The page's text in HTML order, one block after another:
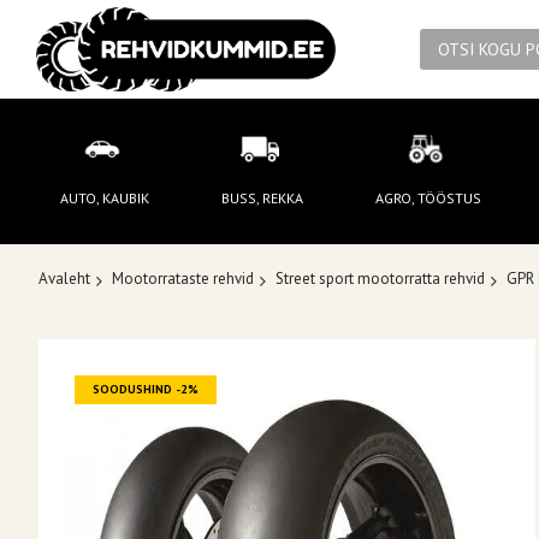
AUTO, KAUBIK BUSS, REKKA AGRO, TÖÖSTUS
Avaleht Mootorrataste rehvid Street sport mootorratta rehvid
Skip
gallery
SOODUSHIND -2%